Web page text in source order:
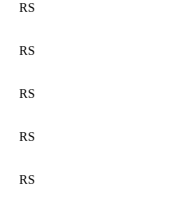
RS
RS
RS
RS
RS